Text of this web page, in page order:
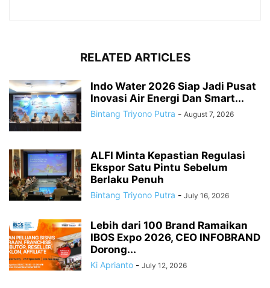
RELATED ARTICLES
Indo Water 2026 Siap Jadi Pusat
Inovasi Air Energi Dan Smart...
Bintang Triyono Putra - August 7, 2026
ALFI Minta Kepastian Regulasi
Ekspor Satu Pintu Sebelum
Berlaku Penuh
Bintang Triyono Putra - July 16, 2026
Lebih dari 100 Brand Ramaikan
IBOS Expo 2026, CEO INFOBRAND
Dorong...
Ki Aprianto - July 12, 2026